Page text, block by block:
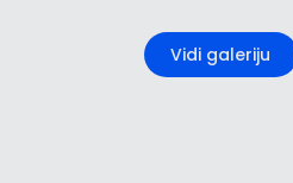
Vidi galeriju